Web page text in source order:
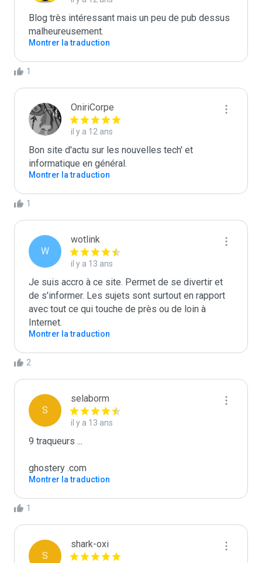
Blog très intéressant mais un peu de pub dessus
malheureusement.
Montrer la traduction
1
OniriCorpe
il y a 12 ans
Bon site d'actu sur les nouvelles tech' et
informatique en général.
Montrer la traduction
1
W
wotlink
il y a 13 ans
Je suis accro à ce site. Permet de se divertir et
de s'informer. Les sujets sont surtout en rapport
avec tout ce qui touche de près ou de loin à
Internet.
Montrer la traduction
2
S
selaborm
il y a 13 ans
9 traqueurs ...
ghostery .com
Montrer la traduction
1
S
shark-oxi